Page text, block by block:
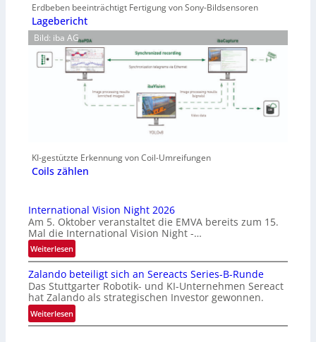
Erdbeben beeinträchtigt Fertigung von Sony-Bildsensoren
Lagebericht
Bild: iba AG
KI-gestützte Erkennung von Coil-Umreifungen
Coils zählen
International Vision Night 2026
Am 5. Oktober veranstaltet die EMVA bereits zum 15.
Mal die International Vision Night -…
Weiterlesen:
I
n
t
e
r
n
Zalando beteiligt sich an Sereacts Series-B-Runde
Das Stuttgarter Robotik- und KI-Unternehmen Sereact
hat Zalando als strategischen Investor gewonnen.
Weiterlesen:
Z